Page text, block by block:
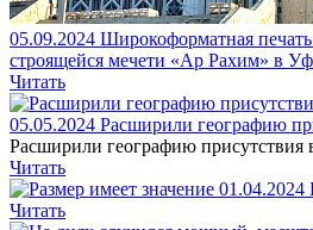
05.09.2024 Широкоформатная
строящейся мечети «Ар Рахим» в
Читать
05.05.2024 Расширили географию
Расширили географию присутствия
Читать
01.04.2024
Читать